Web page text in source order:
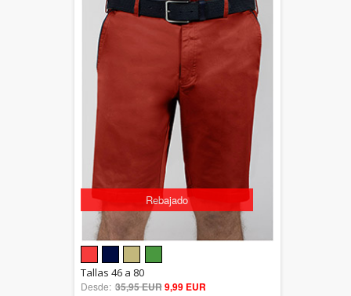
Rebajado
out of 5
Tallas 46 a 80
Desde: 35,95 EUR9,99 EUR